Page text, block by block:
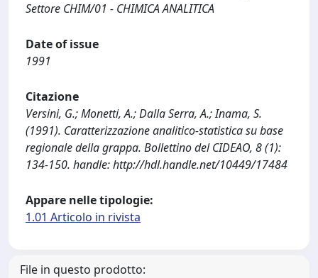
Settore CHIM/01 - CHIMICA ANALITICA
Date of issue
1991
Citazione
Versini, G.; Monetti, A.; Dalla Serra, A.; Inama, S.
(1991). Caratterizzazione analitico-statistica su base
regionale della grappa. Bollettino del CIDEAO, 8 (1):
134-150. handle: http://hdl.handle.net/10449/17484
Appare nelle tipologie:
1.01 Articolo in rivista
File in questo prodotto: